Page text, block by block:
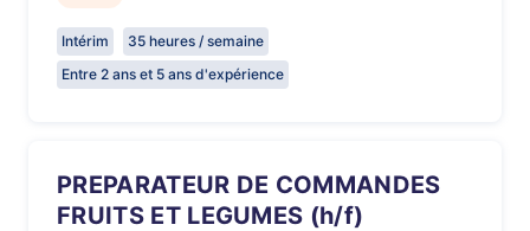
Intérim
35 heures / semaine
Entre 2 ans et 5 ans d'expérience
PREPARATEUR DE COMMANDES
FRUITS ET LEGUMES (h/f)